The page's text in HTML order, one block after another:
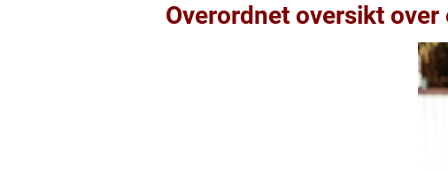
Overordnet oversikt